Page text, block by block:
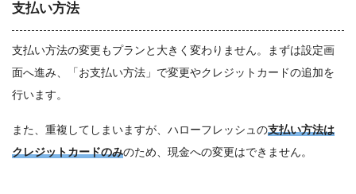
支払い方法
支払い方法の変更もプランと大きく変わりません。まずは設定画
面へ進み、「お支払い方法」で変更やクレジットカードの追加を
行います。
また、重複してしまいますが、ハローフレッシュの支払い方法は
クレジットカードのみのため、現金への変更はできません。